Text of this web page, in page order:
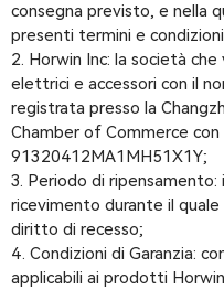
consegna previsto, e nella
presenti termini e
Horwin Inc: la società
elettrici e accessori con il
registrata presso la
Chamber of Commerce con
91320412MA1MH51X1Y;
Periodo di
ricevimento durante il
diritto di recesso;
Condizioni di Garanzia:
applicabili ai prodotti